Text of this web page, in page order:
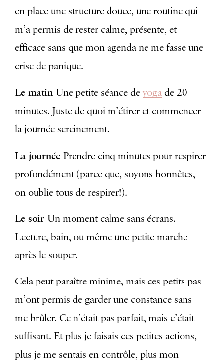
en place une structure douce, une routine qui
m’a permis de rester calme, présente, et
efficace sans que mon agenda ne me fasse une
crise de panique.
Le matin Une petite séance deyogade 20
minutes. Juste de quoi m’étirer et commencer
la journée sereinement.
La journée Prendre cinq minutes pour respirer
profondément (parce que, soyons honnêtes,
on oublie tous de respirer!).
Le soir Un moment calme sans écrans.
Lecture, bain, ou même une petite marche
après le souper.
Cela peut paraître minime, mais ces petits pas
m’ont permis de garder une constance sans
me brûler. Ce n’était pas parfait, mais c’était
suffisant. Et plus je faisais ces petites actions,
plus je me sentais en contrôle, plus mon